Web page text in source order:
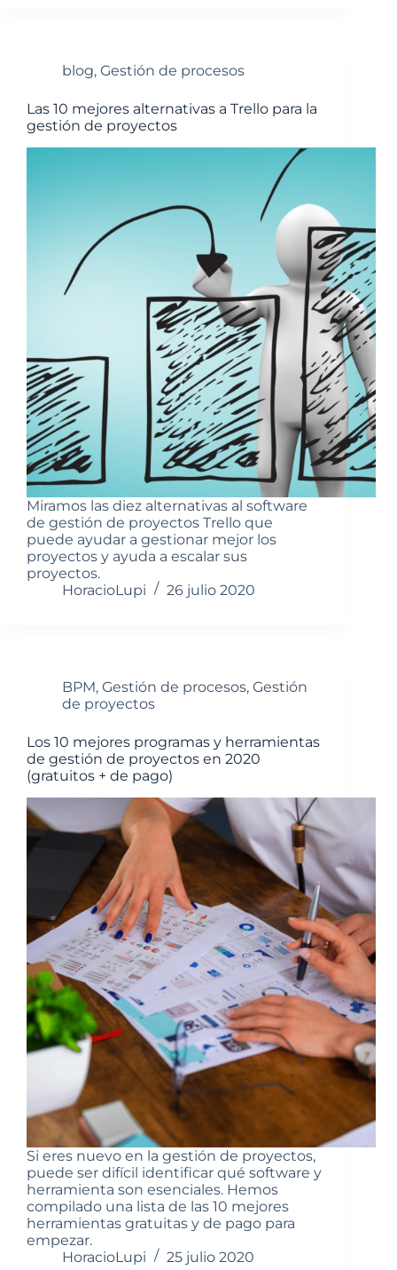
blog, Gestión de procesos
Las 10 mejores alternativas a Trello para la
gestión de proyectos
Miramos las diez alternativas al software
de gestión de proyectos Trello que
puede ayudar a gestionar mejor los
proyectos y ayuda a escalar sus
proyectos.
HoracioLupi
26 julio 2020
BPM, Gestión de procesos, Gestión
de proyectos
Los 10 mejores programas y herramientas
de gestión de proyectos en 2020
(gratuitos + de pago)
Si eres nuevo en la gestión de proyectos,
puede ser difícil identificar qué software y
herramienta son esenciales. Hemos
compilado una lista de las 10 mejores
herramientas gratuitas y de pago para
empezar.
HoracioLupi
25 julio 2020